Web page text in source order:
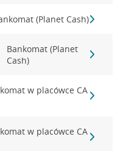
(Planet Cash)
Bankomat (Planet
Cash)
w placówce CA
w placówce CA